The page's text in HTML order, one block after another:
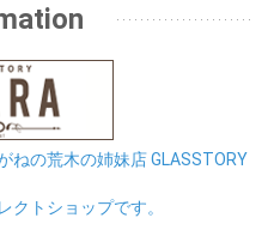
ねの荒木の姉妹店 GLASSTORY
クトショップです。